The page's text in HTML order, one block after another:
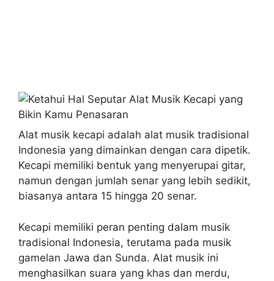
Alat musik kecapi adalah alat musik tradisional
Indonesia yang dimainkan dengan cara dipetik.
Kecapi memiliki bentuk yang menyerupai gitar,
namun dengan jumlah senar yang lebih sedikit,
biasanya antara 15 hingga 20 senar.
Kecapi memiliki peran penting dalam musik
tradisional Indonesia, terutama pada musik
gamelan Jawa dan Sunda. Alat musik ini
menghasilkan suara yang khas dan merdu,